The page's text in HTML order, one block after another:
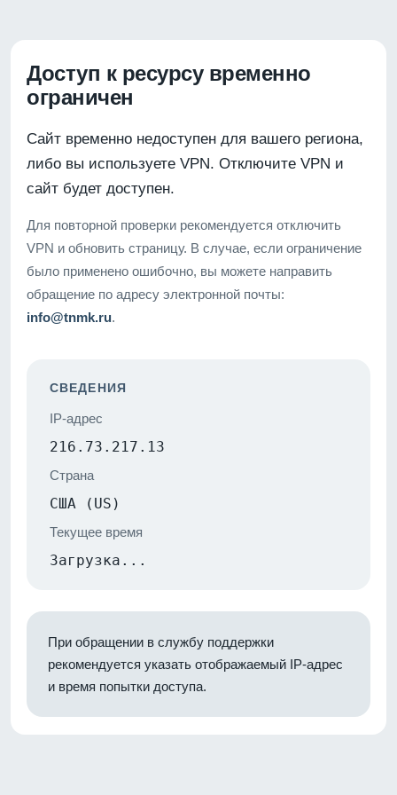
Доступ к ресурсу временно
ограничен
Сайт временно недоступен для вашего региона,
либо вы используете VPN. Отключите VPN и
сайт будет доступен.
Для повторной проверки рекомендуется отключить
VPN и обновить страницу. В случае, если ограничение
было применено ошибочно, вы можете направить
обращение по адресу электронной почты:
info@tnmk.ru.
СВЕДЕНИЯ
IP-адрес
216.73.217.13
Страна
США (US)
Текущее время
Загрузка...
При обращении в службу поддержки
рекомендуется указать отображаемый IP-адрес
и время попытки доступа.